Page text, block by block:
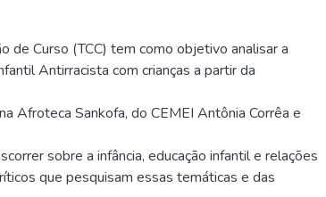
de Curso (TCC) tem como objetivo analisar a
Antirracista com crianças a partir da
Afroteca Sankofa, do CEMEI Antônia Corrêa e
sobre a infância, educação infantil e relações
que pesquisam essas temáticas e das